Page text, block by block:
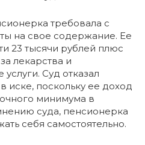
требовала с
на свое содержание. Ее
23 тысячи рублей плюс
лекарства и
Суд отказал
иске, поскольку ее доход
минимума в
суда, пенсионерка
себя самостоятельно.